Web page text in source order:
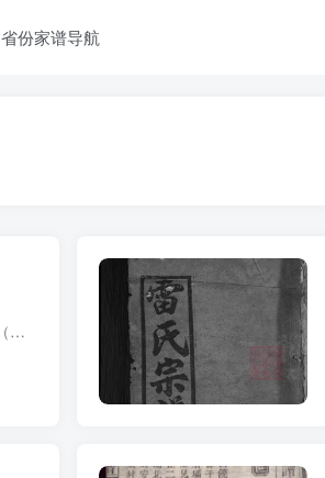
省份家谱导航
宗谱简介 湖北罗田雷氏宗谱，继善堂，1946年（民国35年）雷伟珠纂修，14册。始祖雷贵一，宋末自江西饶州府避乱迁居湖北黄冈齐安永宁乡黄泥坳大枫树湾。四世孙雷智立，元代转迁罗田大脑雷家湾。 ...